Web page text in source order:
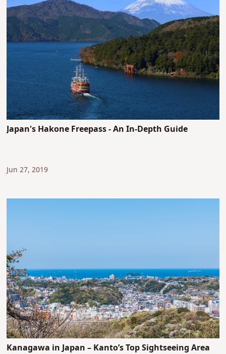
Japan's Hakone Freepass - An In-Depth Guide
Jun 27, 2019
Kanagawa in Japan – Kanto’s Top Sightseeing Area